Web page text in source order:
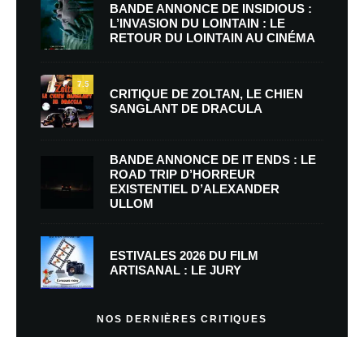
BANDE ANNONCE DE INSIDIOUS :
L’INVASION DU LOINTAIN : LE
RETOUR DU LOINTAIN AU CINÉMA
7.5
CRITIQUE DE ZOLTAN, LE CHIEN
SANGLANT DE DRACULA
BANDE ANNONCE DE IT ENDS : LE
ROAD TRIP D’HORREUR
EXISTENTIEL D’ALEXANDER
ULLOM
ESTIVALES 2026 DU FILM
ARTISANAL : LE JURY
NOS DERNIÈRES CRITIQUES